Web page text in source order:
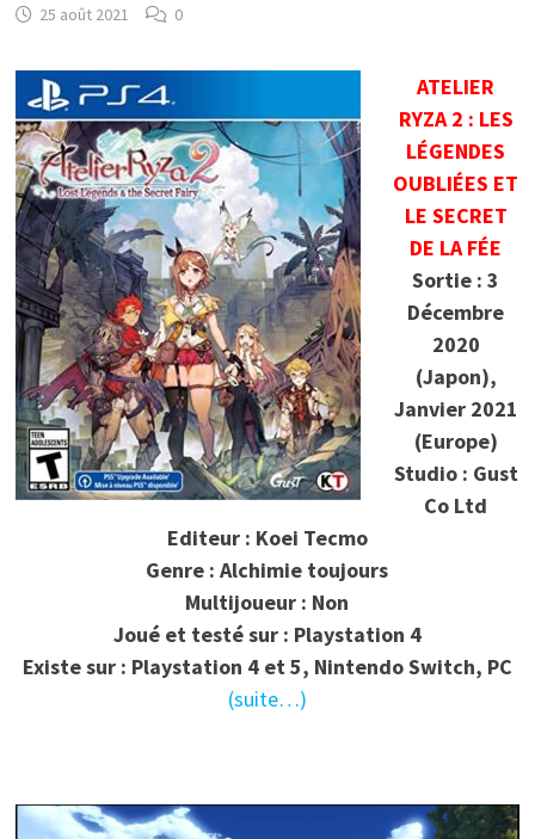
25 août 2021 0
ATELIER
RYZA 2 : LES
LÉGENDES
OUBLIÉES ET
LE SECRET
DE LA FÉE
Sortie : 3
Décembre
2020
(Japon),
Janvier 2021
(Europe)
Studio : Gust
Co Ltd
Editeur : Koei Tecmo
Genre : Alchimie toujours
Multijoueur : Non
Joué et testé sur : Playstation 4
Existe sur : Playstation 4 et 5, Nintendo Switch, PC
(suite…)